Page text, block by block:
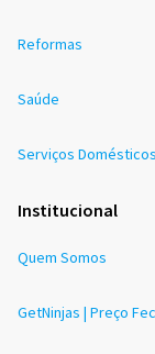
Reformas
Saúde
Serviços Domésticos
Institucional
Quem Somos
GetNinjas | Preço